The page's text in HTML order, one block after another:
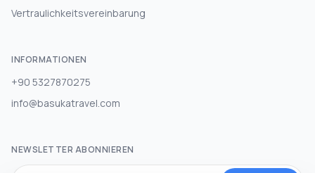
Vertraulichkeitsvereinbarung
INFORMATIONEN
+90 5327870275
info@basukatravel.com
NEWSLETTER ABONNIEREN